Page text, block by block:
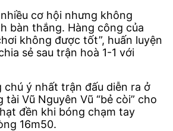
cơ hội nhưng không
bàn thắng. Hàng công của
không được tốt”, huấn luyện
sẻ sau trận hoà 1-1 với
chú ý nhất trận đấu diễn ra ở
Vũ Nguyên Vũ “bẻ còi” cho
đền khi bóng chạm tay
16m50.